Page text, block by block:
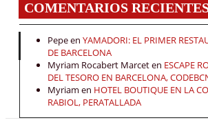
COMENTARIOS
Pepeen YAMADORI: EL PRIMER
DE BARCELONA
Myriam Rocabert Marceten ESCAPE
DEL TESORO EN BARCELONA,
Myriam en HOTEL BOUTIQUE EN LA
RABIOL, PERATALLADA